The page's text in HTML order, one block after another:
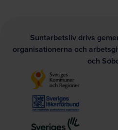
Suntarbetsliv drivs
organisationerna och
och